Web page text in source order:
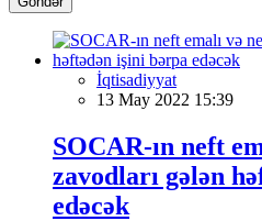
İqtisadiyyat
13 May 2022 15:39
SOCAR-ın neft
zavodları gələn
edəcək